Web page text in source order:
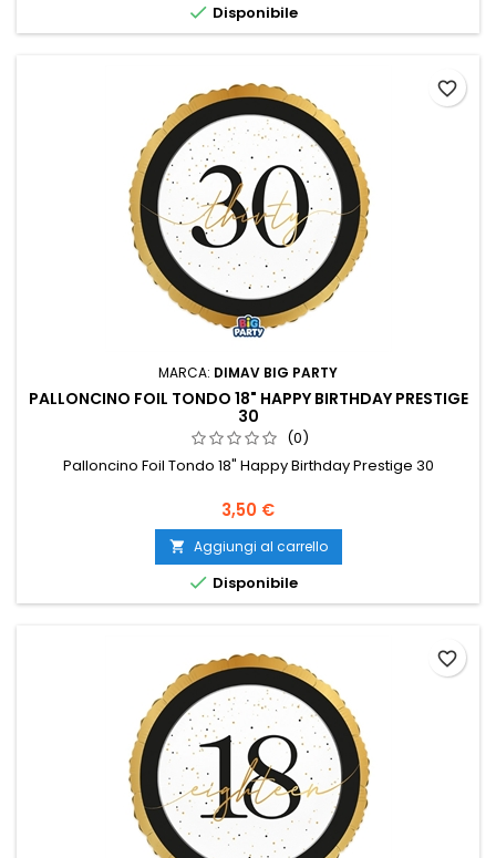
 Disponibile
MARCA: DIMAV BIG PARTY
PALLONCINO FOIL TONDO 18" HAPPY BIRTHDAY PRESTIGE
30
(0)
Palloncino Foil Tondo 18" Happy Birthday Prestige 30
Prezzo
3,50 €
 Aggiungi al carrello
 Disponibile
favorite_border
favorite_border